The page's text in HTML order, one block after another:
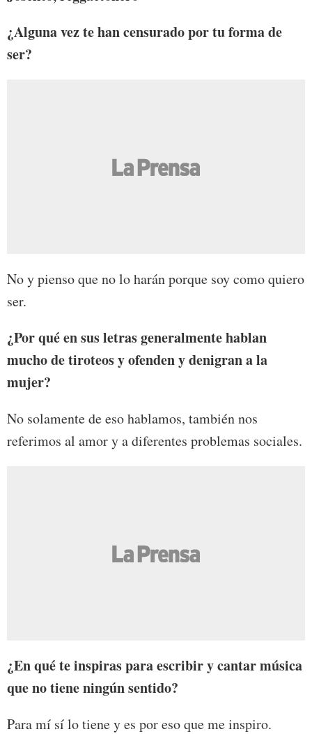
¿Alguna vez te han censurado por tu forma de
ser?
No y pienso que no lo harán porque soy como quiero
ser.
¿Por qué en sus letras generalmente hablan
mucho de tiroteos y ofenden y denigran a la
mujer?
No solamente de eso hablamos, también nos
referimos al amor y a diferentes problemas sociales.
¿En qué te inspiras para escribir y cantar música
que no tiene ningún sentido?
Para mí sí lo tiene y es por eso que me inspiro.